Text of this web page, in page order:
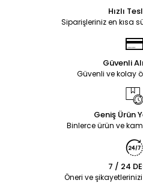
Hızlı
Siparişleriniz en kısa
Güvenli
Güvenli ve kolay
Geniş Ürün
Binlerce ürün ve
7 / 24
Öneri ve